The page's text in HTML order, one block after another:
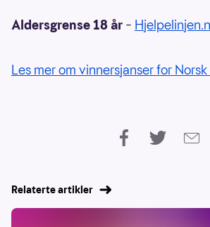
Aldersgrense 18 år –
Les mer om vinnersjanser for
Relaterte artikler